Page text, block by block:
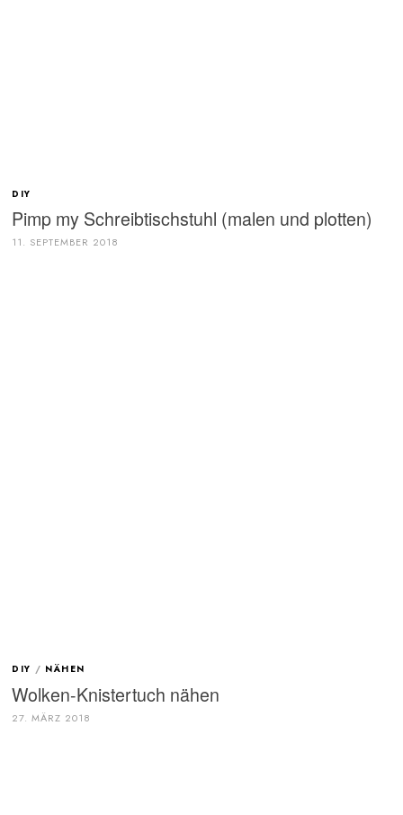
DIY
Pimp my Schreibtischstuhl (malen und plotten)
11. SEPTEMBER 2018
DIY / NÄHEN
Wolken-Knistertuch nähen
27. MÄRZ 2018